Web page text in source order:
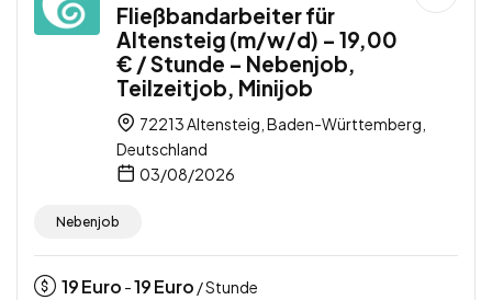
Fließbandarbeiter für
Altensteig (m/w/d) – 19,00
€ / Stunde – Nebenjob,
Teilzeitjob, Minijob
72213 Altensteig, Baden-Württemberg,
Deutschland
03/08/2026
Nebenjob
19Euro -19Euro / Stunde